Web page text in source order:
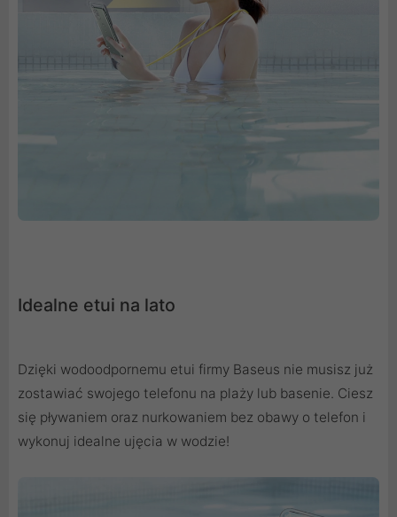
Idealne etui na lato
Dzięki wodoodpornemu etui firmy Baseus nie musisz już
zostawiać swojego telefonu na plaży lub basenie. Ciesz
się pływaniem oraz nurkowaniem bez obawy o telefon i
wykonuj idealne ujęcia w wodzie!